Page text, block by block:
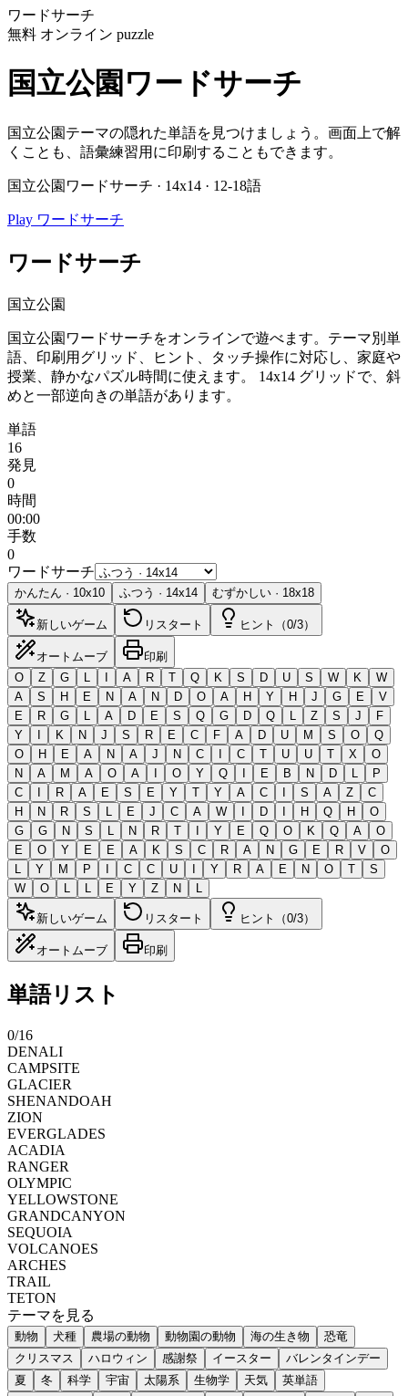
ワードサーチ
無料 オンライン puzzle
国立公園ワードサーチ
国立公園テーマの隠れた単語を見つけましょう。画面上で解
くことも、語彙練習用に印刷することもできます。
国立公園ワードサーチ · 14x14 · 12-18語
Play ワードサーチ
ワードサーチ
国立公園
国立公園ワードサーチをオンラインで遊べます。テーマ別単
語、印刷用グリッド、ヒント、タッチ操作に対応し、家庭や
授業、静かなパズル時間に使えます。
14x14 グリッドで、斜
めと一部逆向きの単語があります。
単語
16
発見
0
時間
00:00
手数
0
ワードサーチ
かんたん · 10x10 ふつう · 14x14 むずかしい · 18x18
新しいゲーム リスタート ヒント（0/3）
オートムーブ
印刷
O
Z G L I A R T Q K S D U S W K
W
A
S H E N A N D O A H Y H J G E
V
E
R G L A D E S Q G D Q L Z S J
F
Y
I K N J S R E C F A D U M S O
Q
O
H E A N A J N C I C T U U T X
O
N
A M A O A I O Y Q I E B N D L
P
C
I R A E S E Y T Y A C I S A Z
C
H
N R S L E J C A W I D I H Q H
O
G
G N S L N R T I Y E Q O K Q A
O
E
O Y E E A K S C R A N G E R V
O
L
Y M P I C C U I Y R A E N O T
S
W
O L L E Y Z N L
新しいゲーム リスタート ヒント（0/3）
オートムーブ 印刷
単語リスト
0/16
DENALI
CAMPSITE
GLACIER
SHENANDOAH
ZION
EVERGLADES
ACADIA
RANGER
OLYMPIC
YELLOWSTONE
GRANDCANYON
SEQUOIA
VOLCANOES
ARCHES
TRAIL
TETON
テーマを見る
動物 犬種 農場の動物 動物園の動物 海の生き物
恐竜
クリスマス
ハロウィン 感謝祭 イースター
バレンタインデー
夏
冬 科学 宇宙 太陽系 生物学 天気
英単語